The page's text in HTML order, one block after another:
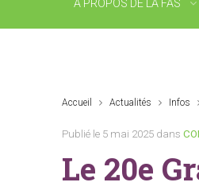
À PROPOS DE LA FAS
Accueil Actualités Infos
Publié le 5 mai 2025 dans
Le 20e